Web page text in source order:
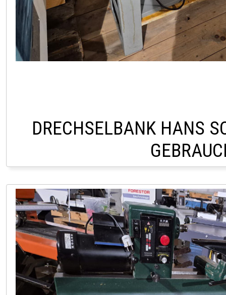
DRECHSELBANK HANS